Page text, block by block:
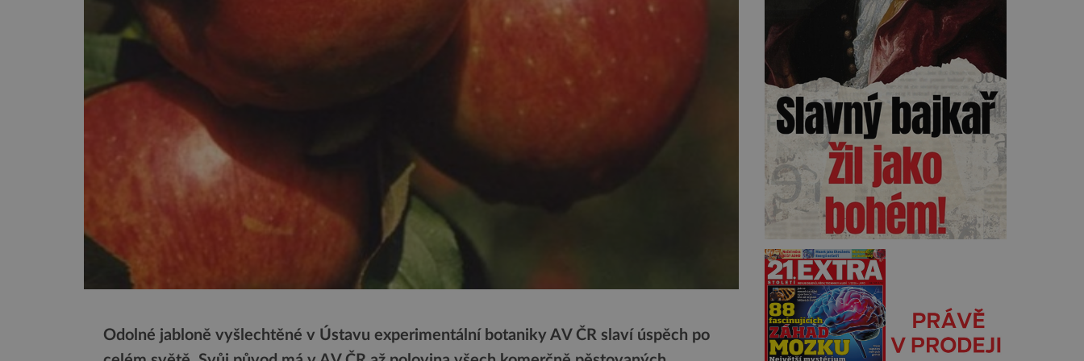
Odolné jabloně vyšlechtěné v Ústavu experimentální botaniky AV ČR slaví úspěch po